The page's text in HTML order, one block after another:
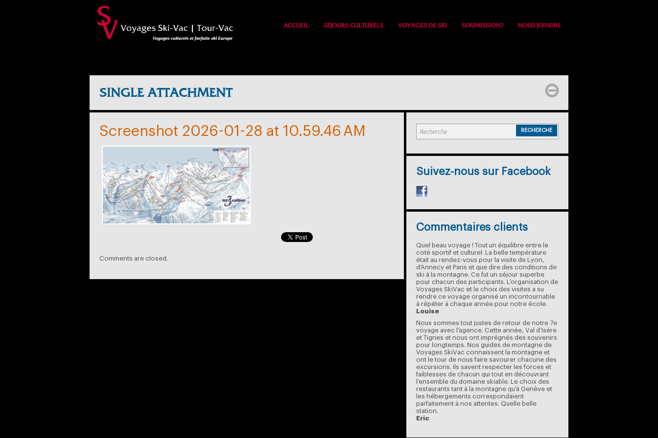
ACCUEIL SÉJOURS CULTURELS VOYAGES DE SKI SOUMISSION? NOUS JOINDRE
SINGLE ATTACHMENT
Screenshot 2026-01-28 at 10.59.46 AM
Comments are closed.
Suivez-nous sur Facebook
Commentaires clients
Quel beau voyage ! Tout un équilibre entre le
coté sportif et culturel. La belle température
était au rendez-vous pour la visite de Lyon,
d’Annecy et Paris et que dire des conditions de
ski à la montagne. Ce fut un séjour superbe
pour chacun des participants. L’organisation de
Voyages SkiVac et le choix des visites a su
rendre ce voyage organisé un incontournable
à répéter à chaque année pour notre école.
Louise
Nous sommes tout justes de retour de notre 7e
voyage avec l’agence. Cette année, Val d’Isère
et Tignes et nous ont imprégnés des souvenirs
pour longtemps. Nos guides de montagne de
Voyages SkiVac connaissent la montagne et
ont le tour de nous faire savourer chacune des
excursions. Ils savent respecter les forces et
faiblesses de chacun qui tout en découvrant
l’ensemble du domaine skiable. Le choix des
restaurants tant à la montagne qu’à Genève et
les hébergements correspondaient
parfaitement à nos attentes. Quelle belle
station.
Eric